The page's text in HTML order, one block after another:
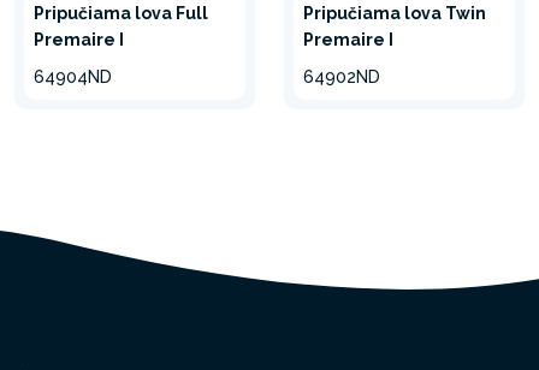
Pripučiama lova Full
Premaire I
64904ND
Pripučiama lova Twin
Premaire I
64902ND